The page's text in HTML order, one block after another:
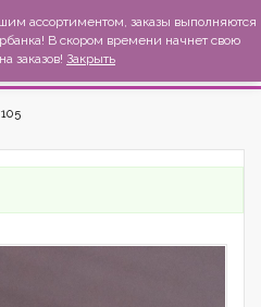
ассортиментом, заказы выполняются
В скором времени начнет свою
заказов! Закрыть